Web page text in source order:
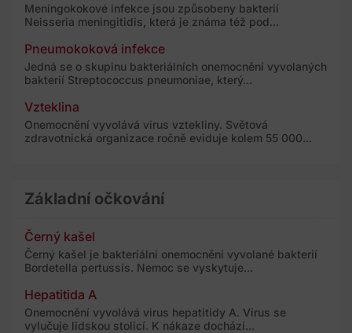
Meningokokové infekce jsou způsobeny bakterií
Neisseria meningitidis, která je známa též pod...
Pneumokoková infekce
Jedná se o skupinu bakteriálních onemocnění vyvolaných
bakterií Streptococcus pneumoniae, který...
Vzteklina
Onemocnění vyvolává virus vztekliny. Světová
zdravotnická organizace ročně eviduje kolem 55 000...
Základní očkování
Černý kašel
Černý kašel je bakteriální onemocnění vyvolané bakterií
Bordetella pertussis. Nemoc se vyskytuje...
Hepatitida A
Onemocnění vyvolává virus hepatitidy A. Virus se
vylučuje lidskou stolicí. K nákaze dochází...